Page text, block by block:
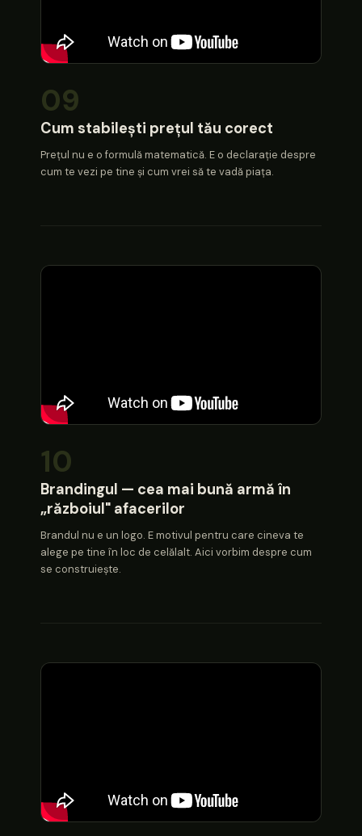
09
Cum stabilești prețul tău corect
Prețul nu e o formulă matematică. E o declarație despre
cum te vezi pe tine și cum vrei să te vadă piața.
10
Brandingul — cea mai bună armă în
„războiul" afacerilor
Brandul nu e un logo. E motivul pentru care cineva te
alege pe tine în loc de celălalt. Aici vorbim despre cum
se construiește.